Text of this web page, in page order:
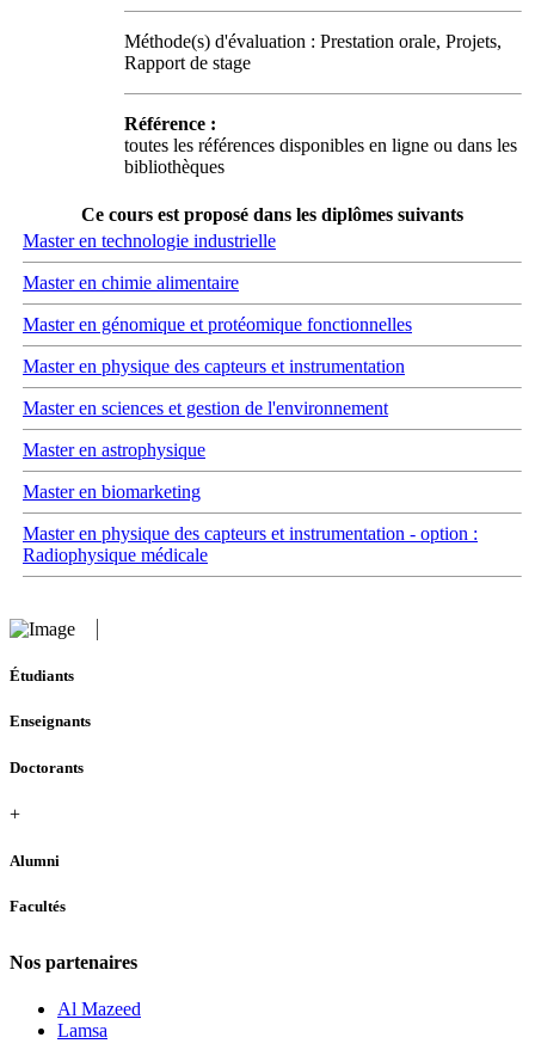
Méthode(s) d'évaluation : Prestation orale, Projets,
Rapport de stage
Référence :
toutes les références disponibles en ligne ou dans les
bibliothèques
Ce cours est proposé dans les diplômes suivants
Master en technologie industrielle
Master en chimie alimentaire
Master en génomique et protéomique fonctionnelles
Master en physique des capteurs et instrumentation
Master en sciences et gestion de l'environnement
Master en astrophysique
Master en biomarketing
Master en physique des capteurs et instrumentation - option :
Radiophysique médicale
Étudiants
Enseignants
Doctorants
+
Alumni
Facultés
Nos partenaires
Al Mazeed
Lamsa